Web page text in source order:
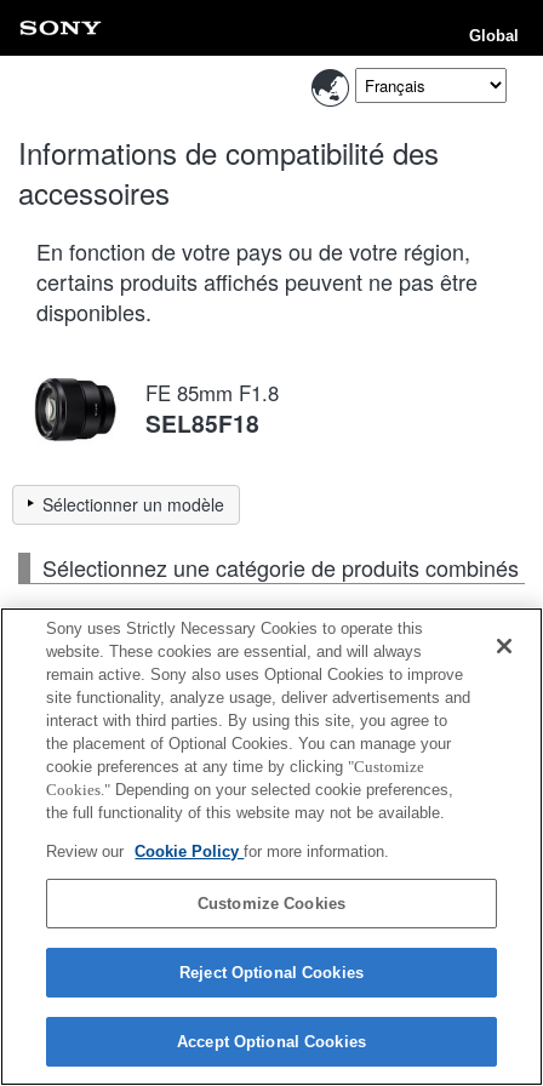
Global
Informations de compatibilité des
accessoires
En fonction de votre pays ou de votre région,
certains produits affichés peuvent ne pas être
disponibles.
FE 85mm F1.8
SEL85F18
Sélectionner un modèle
Sélectionnez une catégorie de produits combinés
Boîtier
Accessoires pour objectif
Accessoires
En fonction de votre pays ou de votre région,
certains produits affichés peuvent ne pas être
disponibles.
Sony uses Strictly Necessary Cookies to operate this
website. These cookies are essential, and will always
remain active. Sony also uses Optional Cookies to improve
site functionality, analyze usage, deliver advertisements and
interact with third parties. By using this site, you agree to
the placement of Optional Cookies. You can manage your
cookie preferences at any time by clicking "Customize
Cookies." Depending on your selected cookie preferences,
the full functionality of this website may not be available.
Review our Cookie Policyfor more information.
Customize Cookies
Reject Optional Cookies
Accept Optional Cookies